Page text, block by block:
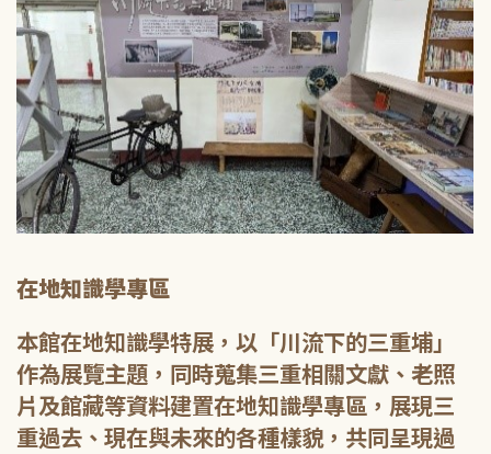
在地知識學專區
本館在地知識學特展，以「川流下的三重埔」
作為展覽主題，同時蒐集三重相關文獻、老照
片及館藏等資料建置在地知識學專區，展現三
重過去、現在與未來的各種樣貌，共同呈現過